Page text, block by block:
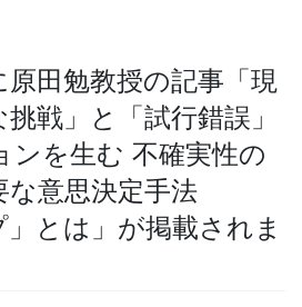
原田勉教授の記事「現
戦」と「試行錯誤」
ンを生む 不確実性の
な意思決定手法
」とは」が掲載されま